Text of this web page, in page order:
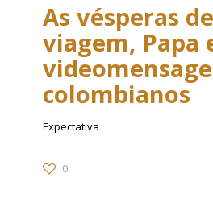
As vésperas
viagem, Papa
colombianos
Expectativa
0